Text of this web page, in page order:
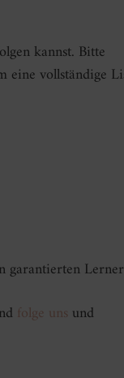
kannst. Bitte
eine vollständige
garantierten
folge uns und